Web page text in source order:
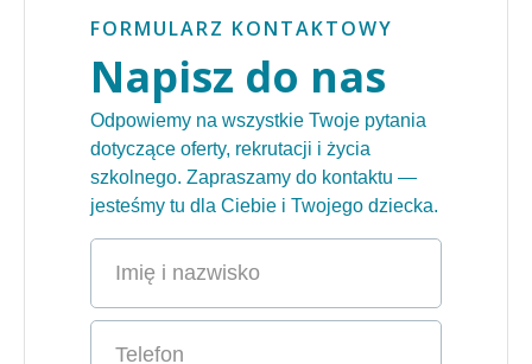
FORMULARZ KONTAKTOWY
Napisz do nas
Odpowiemy na wszystkie Twoje pytania
dotyczące oferty, rekrutacji i życia
szkolnego. Zapraszamy do kontaktu —
jesteśmy tu dla Ciebie i Twojego dziecka.